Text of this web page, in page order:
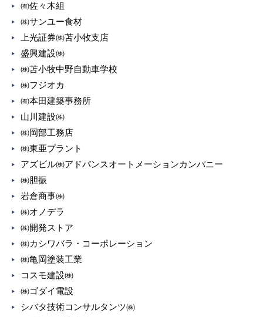
㈲佐々木組
㈱サンユー食材
上光証券㈱苫小牧支店
盛興建設㈱
㈱苫小牧中野自動車学校
㈱フジオカ
㈲本田建築事務所
山川建設㈱
㈱岡部工務店
㈱東亜プラント
アズビル㈱アドバンスオートメーションカンパニー
㈱胆振
岩倉商事㈱
㈱オノデラ
㈱開発ストア
㈱カシワバラ・コーポレーション
㈱亀岡塗装工業
コスモ建設㈱
㈱ゴダイ電設
シバタ技術コンサルタンツ㈱